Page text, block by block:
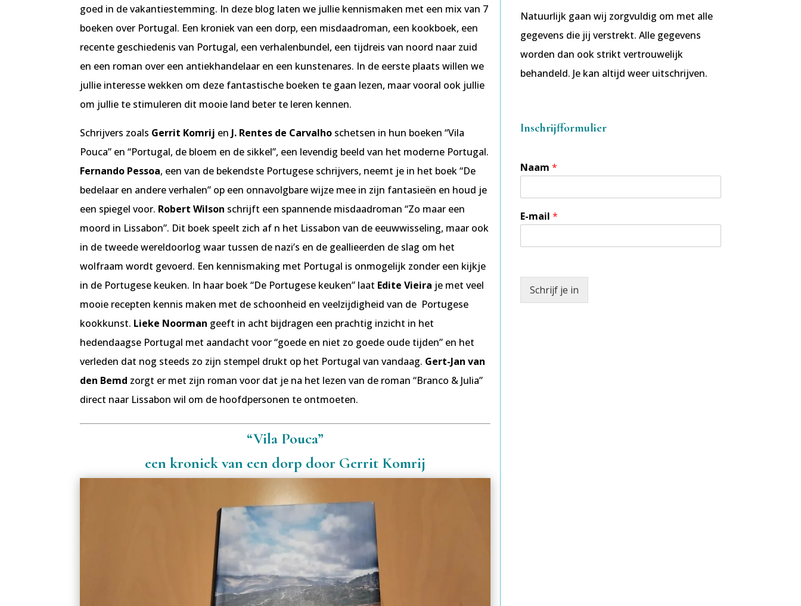
goed in de vakantiestemming. In deze blog laten we jullie kennismaken met een mix van 7
boeken over Portugal. Een kroniek van een dorp, een misdaadroman, een kookboek, een
recente geschiedenis van Portugal, een verhalenbundel, een tijdreis van noord naar zuid
en een roman over een antiekhandelaar en een kunstenares. In de eerste plaats willen we
jullie interesse wekken om deze fantastische boeken te gaan lezen, maar vooral ook jullie
om jullie te stimuleren dit mooie land beter te leren kennen.
Schrijvers zoals Gerrit Komrij en J. Rentes de Carvalho schetsen in hun boeken “Vila
Pouca” en “Portugal, de bloem en de sikkel”, een levendig beeld van het moderne Portugal.
Fernando Pessoa, een van de bekendste Portugese schrijvers, neemt je in het boek “De
bedelaar en andere verhalen” op een onnavolgbare wijze mee in zijn fantasieën en houd je
een spiegel voor. Robert Wilson schrijft een spannende misdaadroman “Zo maar een
moord in Lissabon”. Dit boek speelt zich af n het Lissabon van de eeuwwisseling, maar ook
in de tweede wereldoorlog waar tussen de nazi’s en de geallieerden de slag om het
wolfraam wordt gevoerd. Een kennismaking met Portugal is onmogelijk zonder een kijkje
in de Portugese keuken. In haar boek “De Portugese keuken” laat Edite Vieira je met veel
mooie recepten kennis maken met de schoonheid en veelzijdigheid van de Portugese
kookkunst. Lieke Noorman geeft in acht bijdragen een prachtig inzicht in het
hedendaagse Portugal met aandacht voor “goede en niet zo goede oude tijden” en het
verleden dat nog steeds zo zijn stempel drukt op het Portugal van vandaag. Gert-Jan van
den Bemd zorgt er met zijn roman voor dat je na het lezen van de roman “Branco & Julia”
direct naar Lissabon wil om de hoofdpersonen te ontmoeten.
“Vila Pouca”
een kroniek van een dorp door Gerrit Komrij
Natuurlijk gaan wij zorgvuldig om met alle
gegevens die jij verstrekt. Alle gegevens
worden dan ook strikt vertrouwelijk
behandeld. Je kan altijd weer uitschrijven.
Inschrijfformulier
Naam *
E-mail *
Schrijf je in